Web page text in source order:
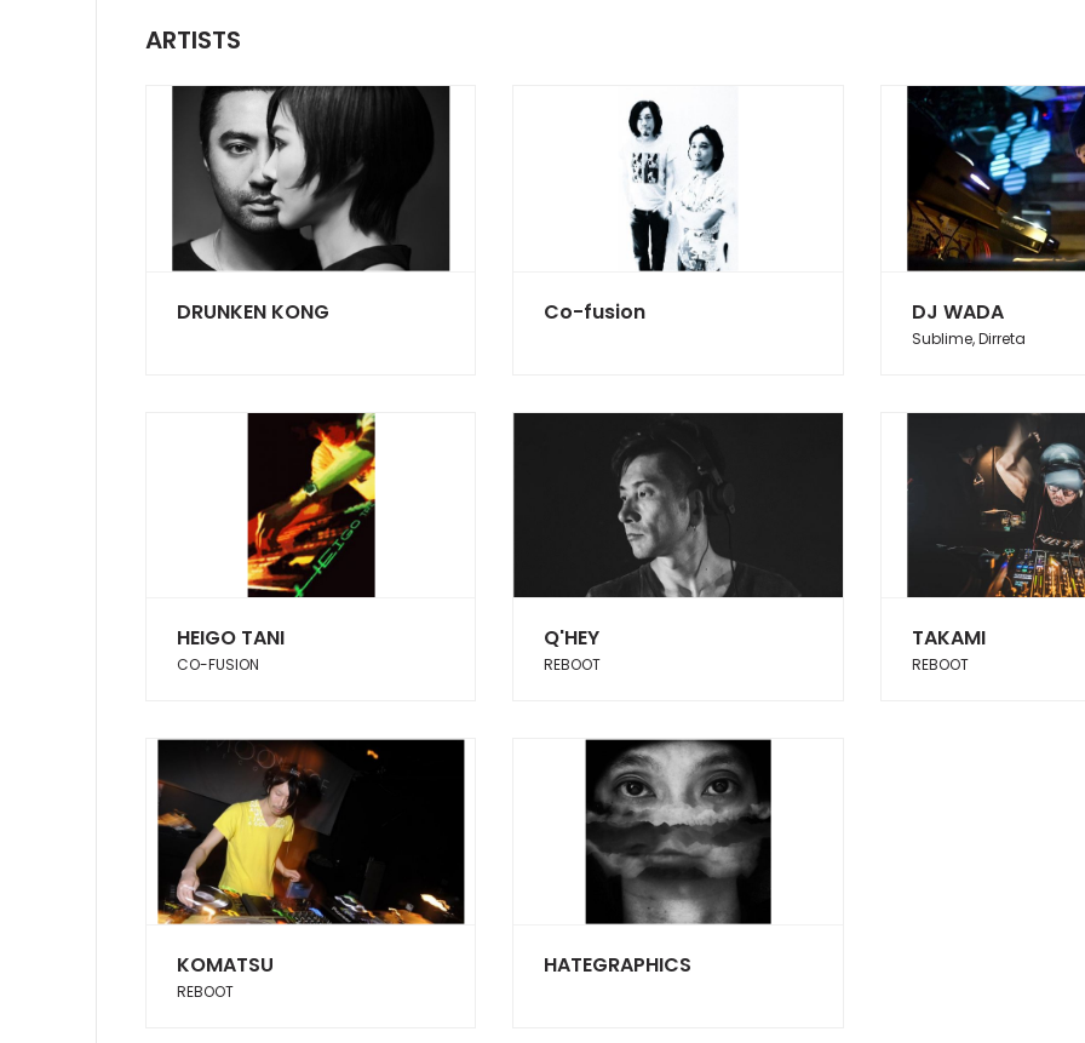
ARTISTS
DRUNKEN KONG Co-fusion DJ WADA
Sublime, Dirreta
HEIGO TANI
CO-FUSION
Q'HEY
REBOOT
TAKAMI
REBOOT
KOMATSU
REBOOT
HATEGRAPHICS